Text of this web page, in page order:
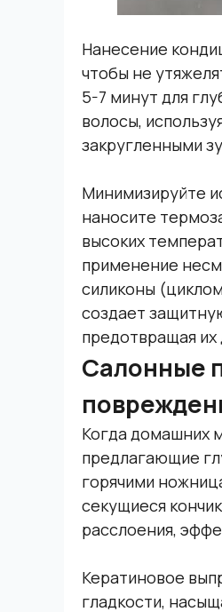
Нанесение
чтобы не
5-7 минут для
волосы,
закругленными
Минимизируйте
наносите
высоких
применение
силиконы
создает
предотвращая
Салонные
Когда домашних
предлагающие
горячими
секущиеся
расслоения,
Кератиновое
гладкости,